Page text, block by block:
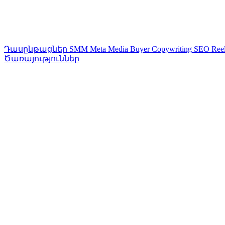
Դասընթացներ SMM Meta Media Buyer Copywriting SEO
Ծառայություններ